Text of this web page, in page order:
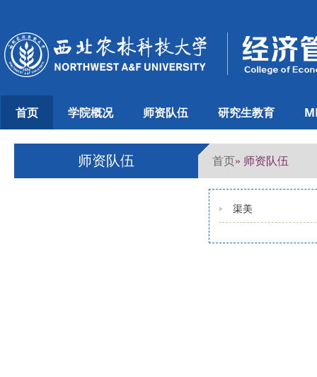
首页 学院概况 师资队伍 研究生教育
师资队伍 首页» 师资队伍
渠美